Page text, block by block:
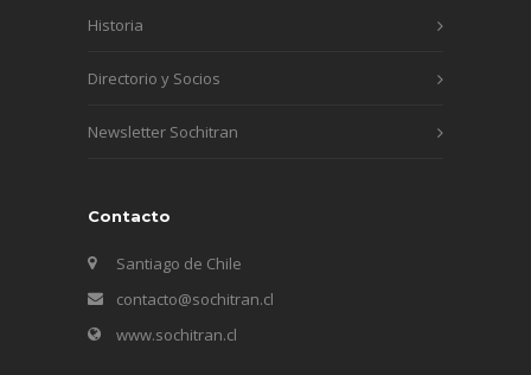
Historia
Directorio y Socios
Newsletter Sochitran
Contacto
Santiago de Chile
contacto@sochitran.cl
www.sochitran.cl